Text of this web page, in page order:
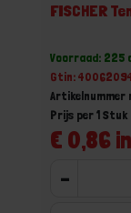
FISCHER
Voorraad: 225
Gtin:
Artikelnummer
€ 0,86
Prijs per 1 Stuk
-